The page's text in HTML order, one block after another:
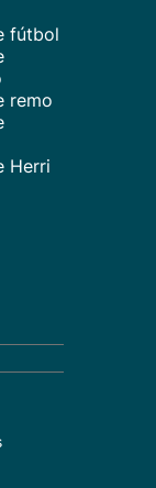
fútbol
remo
Herri